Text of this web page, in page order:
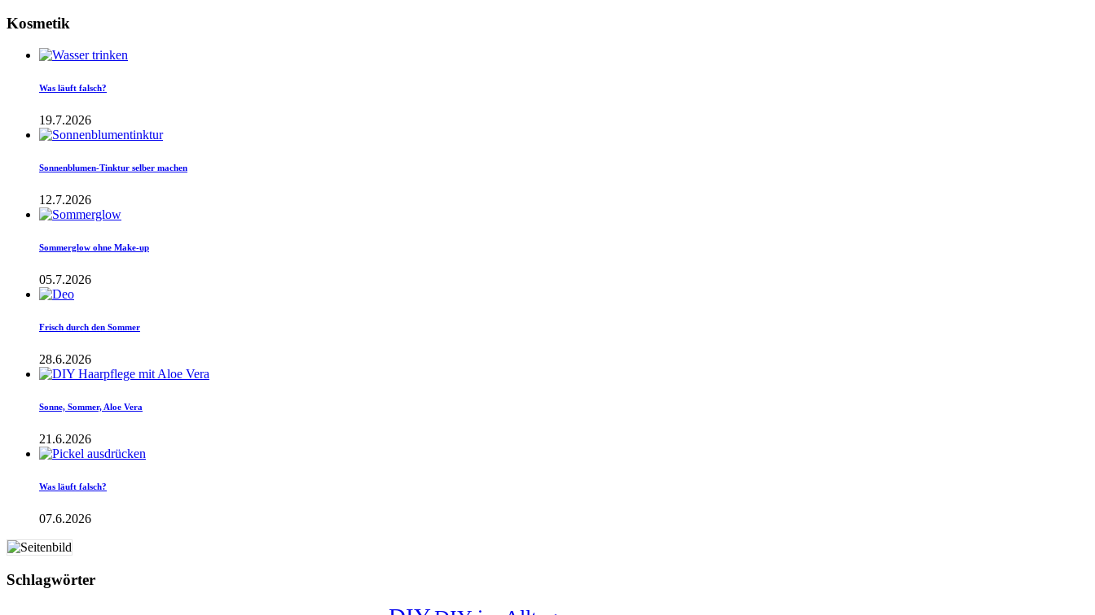
Kosmetik
Was läuft falsch?
19.7.2026
Sonnenblumen-Tinktur selber machen
12.7.2026
Sommerglow ohne Make-up
05.7.2026
Frisch durch den Sommer
28.6.2026
Sonne, Sommer, Aloe Vera
21.6.2026
Was läuft falsch?
07.6.2026
Schlagwörter